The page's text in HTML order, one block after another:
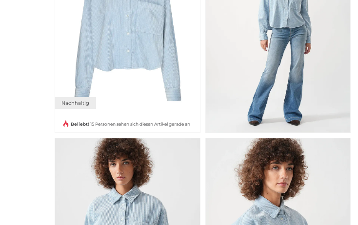
Nachhaltig
Beliebt! 15 Personen sehen sich diesen Artikel gerade an